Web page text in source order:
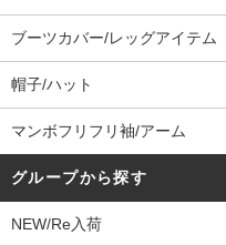
ブーツカバー/レッグアイテム
帽子/ハット
マンボフリフリ袖/アーム
グループから探す
NEW/Re入荷